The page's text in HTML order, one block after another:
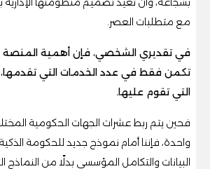
مع متطلبات العصر.
في تقديري الشخصي، فإن أهمية المنصة
تكمن فقط في عدد الخدمات التي
التي تقوم عليها.
فحين يتم ربط عشرات الجهات الحكومية
واحدة، فإننا أمام نموذج جديد للحكومة
البيانات والتكامل المؤسسي بدلًا من النماذج